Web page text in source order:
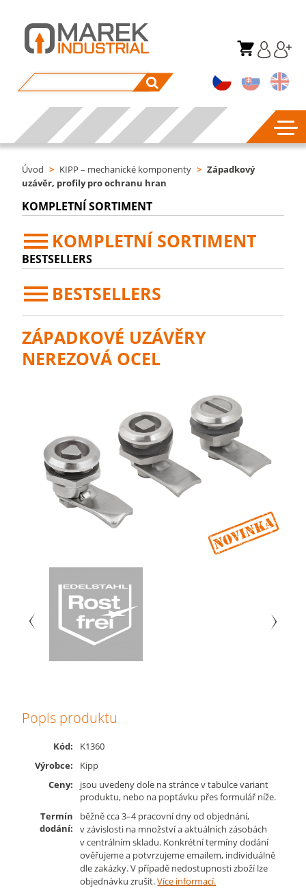
Úvod > KIPP – mechanické komponenty > Západkový
uzávěr, profily pro ochranu hran
KOMPLETNÍ SORTIMENT
KOMPLETNÍ SORTIMENT
BESTSELLERS
BESTSELLERS
ZÁPADKOVÉ UZÁVĚRY
NEREZOVÁ OCEL
Popis produktu
Kód:
K1360
Výrobce:
Kipp
Ceny:
jsou uvedeny dole na stránce v tabulce variant
produktu, nebo na poptávku přes formulář níže.
Termín
dodání:
běžně cca 3–4 pracovní dny od objednání,
v závislosti na množství a aktuálních zásobách
v centrálním skladu. Konkrétní termíny dodání
ověřujeme a potvrzujeme emailem, individuálně
dle zakázky. V případě nedostupnosti zboží lze
objednávku zrušit.Více informací.